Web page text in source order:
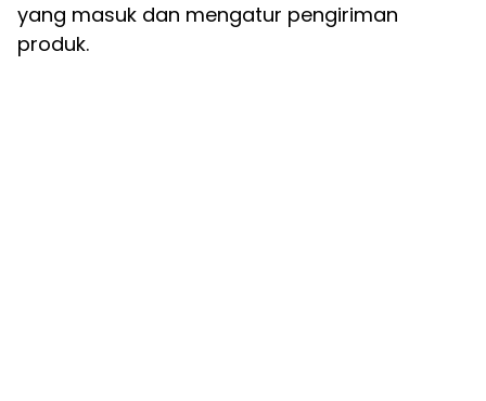
yang masuk dan mengatur pengiriman
produk.